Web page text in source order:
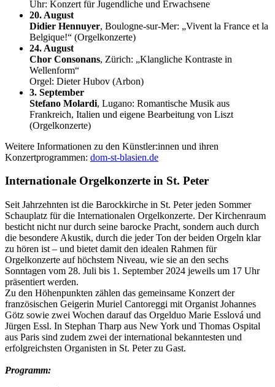
Uhr: Konzert für Jugendliche und Erwachsene
20. August
Didier Hennuyer, Boulogne-sur-Mer: „Vivent la France et la
Belgique!“ (Orgelkonzerte)
24. August
Chor Consonans, Zürich: „Klangliche Kontraste in
Wellenform“
Orgel: Dieter Hubov (Arbon)
3. September
Stefano Molardi, Lugano: Romantische Musik aus
Frankreich, Italien und eigene Bearbeitung von Liszt
(Orgelkonzerte)
Weitere Informationen zu den Künstler:innen und ihren
Konzertprogrammen: dom-st-blasien.de
Internationale Orgelkonzerte in St. Peter
Seit Jahrzehnten ist die Barockkirche in St. Peter jeden Sommer
Schauplatz für die Internationalen Orgelkonzerte. Der Kirchenraum
besticht nicht nur durch seine barocke Pracht, sondern auch durch
die besondere Akustik, durch die jeder Ton der beiden Orgeln klar
zu hören ist – und bietet damit den idealen Rahmen für
Orgelkonzerte auf höchstem Niveau, wie sie an den sechs
Sonntagen vom 28. Juli bis 1. September 2024 jeweils um 17 Uhr
präsentiert werden.
Zu den Höhenpunkten zählen das gemeinsame Konzert der
französischen Geigerin Muriel Cantoreggi mit Organist Johannes
Götz sowie zwei Wochen darauf das Orgelduo Marie Esslová und
Jürgen Essl. In Stephan Tharp aus New York und Thomas Ospital
aus Paris sind zudem zwei der international bekanntesten und
erfolgreichsten Organisten in St. Peter zu Gast.
Programm: